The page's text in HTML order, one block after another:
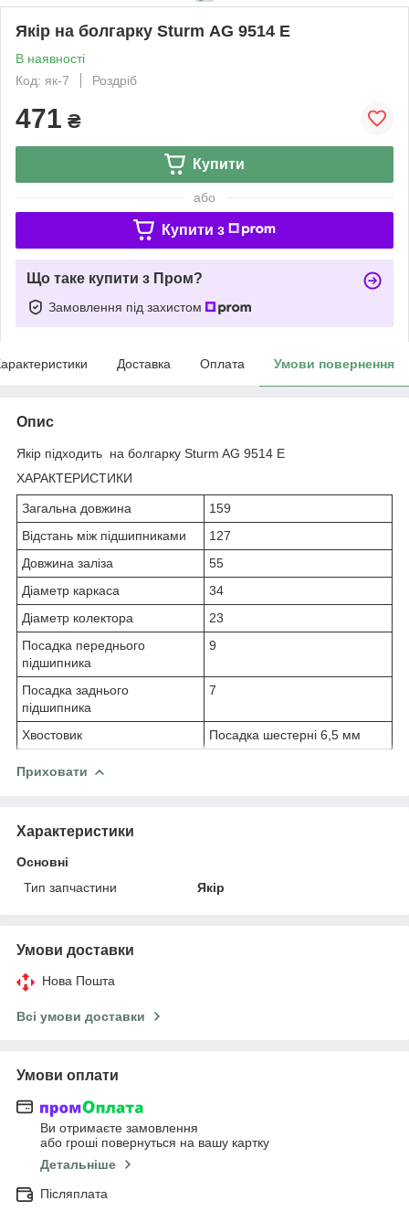
Якір на болгарку Sturm AG 9514 E
В наявності
Код: як-7
Роздріб
471 ₴
Купити
або
Купити з
Що таке купити з Пром?
Замовлення під захистом
Доставка Оплата Умови повернення
Опис
Якір підходить на болгарку Sturm AG 9514 E
ХАРАКТЕРИСТИКИ
Загальна довжина
159
Відстань між підшипниками
127
Довжина заліза
55
Діаметр каркаса
34
Діаметр колектора
23
Посадка переднього
підшипника
9
Посадка заднього
підшипника
7
Хвостовик Посадка шестерні 6,5 мм
Приховати
Характеристики
Основні
Тип запчастини
Якір
Умови доставки
Нова Пошта
Всі умови доставки
Умови оплати
Ви отримаєте замовлення
або гроші повернуться на вашу картку
Детальніше
Післяплата